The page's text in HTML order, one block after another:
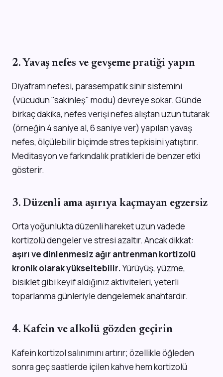
2. Yavaş nefes ve gevşeme pratiği yapın
Diyafram nefesi, parasempatik sinir sistemini
(vücudun "sakinleş" modu) devreye sokar. Günde
birkaç dakika, nefes verişi nefes alıştan uzun tutarak
(örneğin 4 saniye al, 6 saniye ver) yapılan yavaş
nefes, ölçülebilir biçimde stres tepkisini yatıştırır.
Meditasyon ve farkındalık pratikleri de benzer etki
gösterir.
3. Düzenli ama aşırıya kaçmayan egzersiz
Orta yoğunlukta düzenli hareket uzun vadede
kortizolü dengeler ve stresi azaltır. Ancak dikkat:
aşırı ve dinlenmesiz ağır antrenman kortizolü
kronik olarak yükseltebilir.Yürüyüş, yüzme,
bisiklet gibi keyif aldığınız aktiviteleri, yeterli
toparlanma günleriyle dengelemek anahtardır.
4. Kafein ve alkolü gözden geçirin
Kafein kortizol salınımını artırır; özellikle öğleden
sonra geç saatlerde içilen kahve hem kortizolü